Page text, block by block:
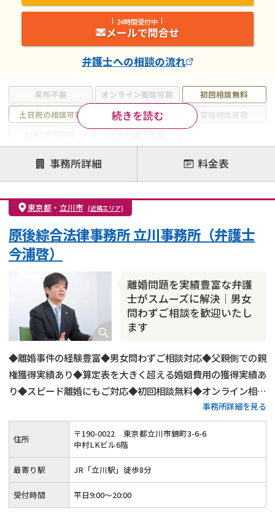
来所不要 オンライン面談可能
初回相談無料
土日祝の相談可能
19時以降電話可能
電話相談可能
注力案件
離婚前相談
離婚調停
離婚裁判
親権・面会交流権
DV
モラハラ
不貞・不倫慰謝料請求
国際離婚
財産分与
内縁の夫婦 熟年離婚
続きを読む
24時間受付中
メールで問合せ
弁護士への相談の流れ
事務所詳細 料金表
東京都 ・ 立川市 (近隣エリア)
離婚問題を実績豊富な弁護
士がスムーズに解決｜男女
問わずご相談を歓迎いたし
ます
原後綜合法律事務所 立川事務所（弁護士
今浦啓）
◆離婚事件の経験豊富◆男女問わずご相談対応◆父親側での親
権獲得実績あり◆算定表を大きく超える婚姻費用の獲得実績あ
り◆スピード離婚にもご対応◆初回相談無料◆オンライン相談
にもご対応◆平日20時までご相談受付◆土日祝日もご予約可
◆「立川駅」から徒歩8分
事務所詳細を見る
住所 〒190-0022
東京都立川市錦町3-6-6
中村LKビル6階
最寄り駅 JR「立川駅」徒歩8分
受付時間 平日9:00〜20:00